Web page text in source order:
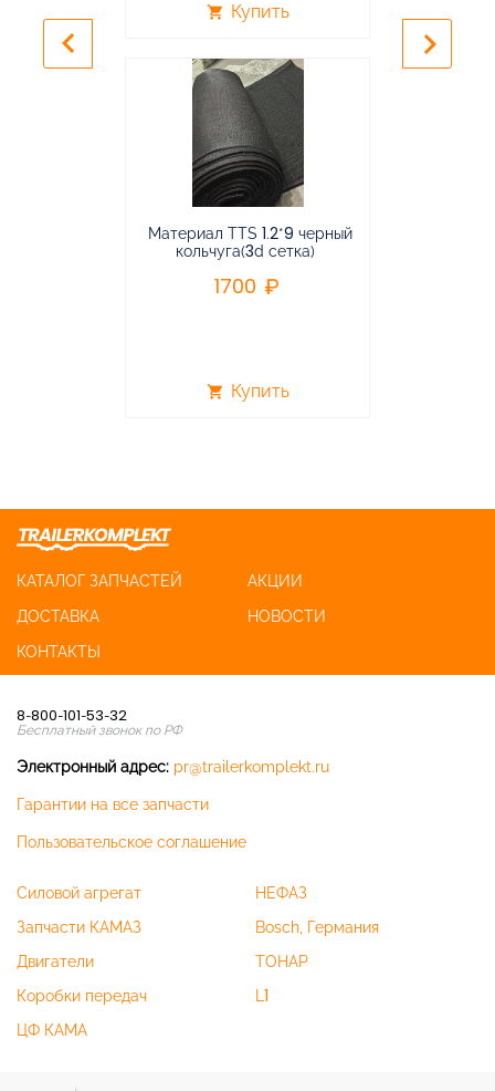
shopping_cart Купить
Материал TTS 1.2*9 черный
кольчуга(3d сетка)
1700
shopping_cart Купить
keyboard_arrow_left keyboard_arrow_right
КАТАЛОГ ЗАПЧАСТЕЙ
АКЦИИ
ДОСТАВКА
НОВОСТИ
КОНТАКТЫ
8-800-101-53-32
Бесплатный звонок по РФ
Электронный адрес: pr@trailerkomplekt.ru
Гарантии на все запчасти
Пользовательское соглашение
Силовой агрегат
Запчасти КАМАЗ
Двигатели
Коробки передач
ЦФ КАМА
НЕФАЗ
Bosch, Германия
ТОНАР
L1